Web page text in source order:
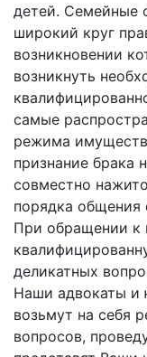
детей. Семейные
широкий круг
возникновении
возникнуть
самые
режима
признание брака
совместно
порядка общения
При обращении к
деликатных
Наши адвокаты и
возьмут на себя
вопросов,